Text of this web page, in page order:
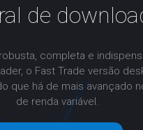
de
completa e
o Fast Trade versão
que há de mais avançado
de renda variável.